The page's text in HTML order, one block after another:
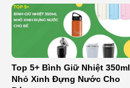
Top 5+ Bình Giữ Nhiệt 350ml
Nhỏ Xinh Đựng Nước Cho